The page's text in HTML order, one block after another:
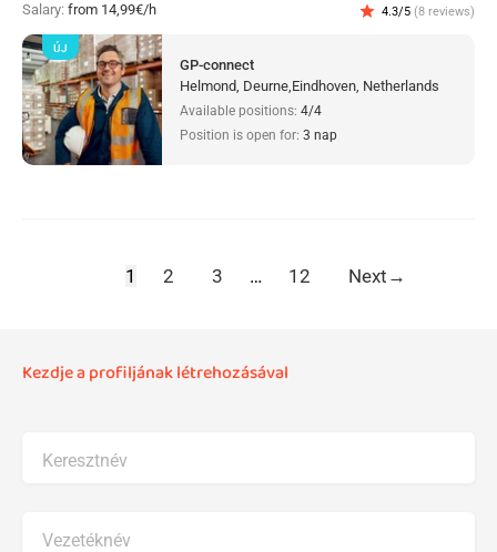
Salary: from 14,99€/h star 4.3/5 (8 reviews)
GP-connect
Helmond, Deurne,Eindhoven, Netherlands
Available positions: 4/4
Position is open for: 3 nap
ÚJ
1 2 3 … 12 Next →
Kezdje a profiljának létrehozásával
Keresztnév
Vezetéknév